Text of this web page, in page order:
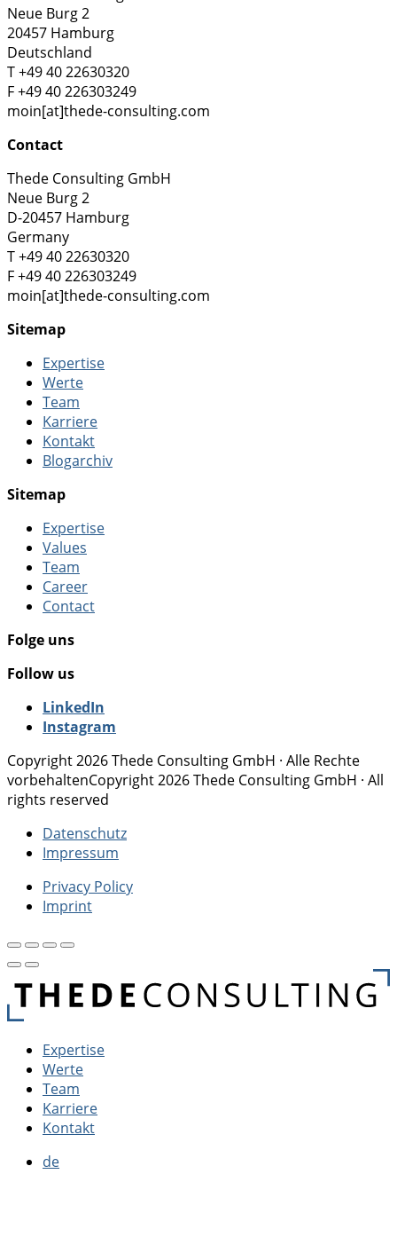
Neue Burg 2
20457 Hamburg
Deutschland
T +49 40 22630320
F +49 40 226303249
moin[at]thede-consulting.com
Contact
Thede Consulting GmbH
Neue Burg 2
D-20457 Hamburg
Germany
T +49 40 22630320
F +49 40 226303249
moin[at]thede-consulting.com
Sitemap
Expertise
Werte
Team
Karriere
Kontakt
Blogarchiv
Sitemap
Expertise
Values
Team
Career
Contact
Folge uns
Follow us
LinkedIn
Instagram
Copyright 2026 Thede Consulting GmbH · Alle Rechte
vorbehaltenCopyright 2026 Thede Consulting GmbH · All
rights reserved
Datenschutz
Impressum
Privacy Policy
Imprint
Expertise
Werte
Team
Karriere
Kontakt
de